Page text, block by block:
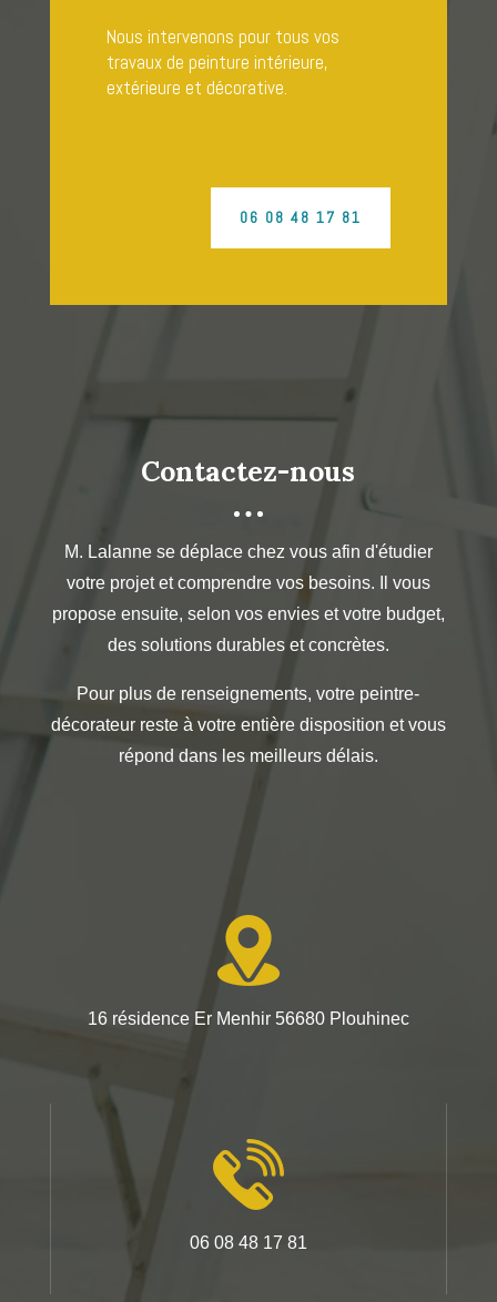
Nous intervenons pour tous vos
travaux de peinture intérieure,
extérieure et décorative.
06 08 48 17 81
Contactez-nous
M. Lalanne se déplace chez vous afin d'étudier
votre projet et comprendre vos besoins. Il vous
propose ensuite, selon vos envies et votre budget,
des solutions durables et concrètes.
Pour plus de renseignements, votre peintre-
décorateur reste à votre entière disposition et vous
répond dans les meilleurs délais.
16 résidence Er Menhir 56680 Plouhinec
06 08 48 17 81